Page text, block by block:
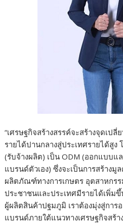
“เศรษฐกิจสร้างสรรค์จะสร้างจุดเป
รายได้ปานกลางสู่ประเทศรายได้สูง
(รับจ้างผลิต) เป็น ODM (ออกแบบแ
แบรนด์ตัวเอง) ซึ่งจะเป็นการสร้างมู
ผลิตภัณฑ์ทางการเกษตร อุตสาหกร
ประชาชนและประเทศมีรายได้เพิ่ม
ผู้ผลิตสินค้าปฐมภูมิ เราต้องมุ่งสู่กา
แบรนด์ภายใต้แนวทางเศรษฐกิจสร้